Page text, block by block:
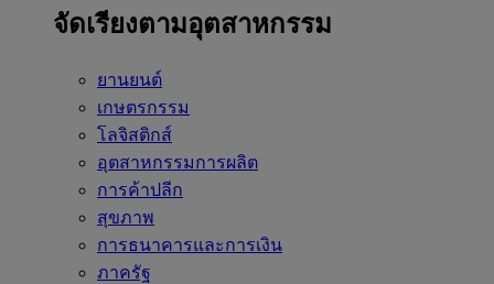
จัดเรียงตามอุตสาหกรรม
ยานยนต์
เกษตรกรรม
โลจิสติกส์
อุตสาหกรรมการผลิต
การค้าปลีก
สุขภาพ
การธนาคารและการเงิน
ภาครัฐ